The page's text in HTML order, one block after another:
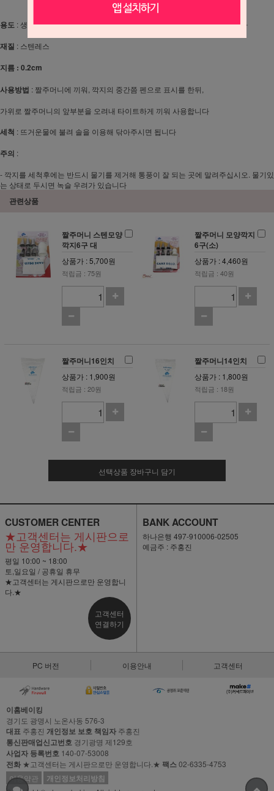
용도 : 생크림, 초코렛으로글씨나 그림짜거나 데코레이션을 할때 사용합니다
재질 : 스텐레스
지름 : 0.2cm
사용방법 : 짤주머니에 끼워, 깍지의 중간쯤 펜으로 표시를 한뒤,
가위로 짤주머니의 앞부분을 오려내 타이트하게 끼워 사용합니다
세척 : 뜨거운물에 불려 솔을 이용해 닦아주시면 됩니다
주의 :
- 깍지를 세척후에는 반드시 물기를 제거해 통풍이 잘 되는 곳에 말려주십시오. 물기있
는 상태로 두시면 녹슬 우려가 있습니다
관련상품
짤주머니 스텐모양
깍지6구 대
상품가 : 5,700원
적립금 : 75원
짤주머니 모양깍지
6구(소)
상품가 : 4,460원
적립금 : 40원
짤주머니16인치
상품가 : 1,900원
적립금 : 20원
짤주머니14인치
상품가 : 1,800원
적립금 : 18원
선택상품 장바구니 담기
CUSTOMER CENTER
★고객센터는 게시판으로
만 운영합니다.★
평일 10:00 ~ 18:00
토,일요일 / 공휴일 휴무
★고객센터는 게시판으로만 운영합니
다.★
고객센터
연결하기
BANK ACCOUNT
하나은행 497-910006-02505
예금주 : 주홍진
PC 버전 이용안내 고객센터
이홈베이킹
경기도 광명시 노온사동 576-3
대표 주홍진 개인정보 보호 책임자 주홍진
통신판매업신고번호 경기광명 제129호
사업자 등록번호 140-07-53008
전화 ★고객센터는 게시판으로만 운영합니다.★ 팩스02-6335-4753
이용약관
개인정보처리방침